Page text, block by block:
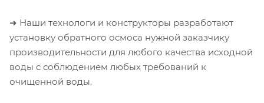
➜ Наши технологи и конструкторы разработают
установку обратного осмоса нужной заказчику
производительности для любого качества исходной
воды с соблюдением любых требований к
очищенной воды.